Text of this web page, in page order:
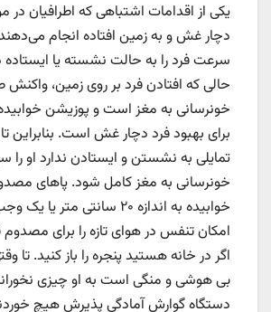
یکی از اقدامات اشتباهی که اطرافیان در
دچار غش و به زمین افتاده انجام
سرعت فرد را به حالت نشسته یا ایستاده
حالی که افتادن فرد بر روی زمین، واکنش
خونرسانی به مغز است و پوزیشن
برای بهبود فرد دچار غش است. بنابراین
تمایلی به نشستن و ایستادن ندارد او را
خونرسانی به مغز کامل شود. پاهای
خوابیده به اندازه ۲۰ سانتی متر
امکان تنفس در هوای تازه را برای مصدوم
اگر در خانه هستید پنجره را باز کنید. تا
بی هوشی و منگی است به او چیزی
دستگاه گوارش آمادگی پذیرش هیچ